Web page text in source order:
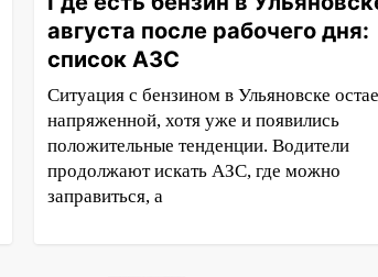
августа после рабочего дня:
список АЗС
Ситуация с бензином в Ульяновске
напряженной, хотя уже и появились
положительные тенденции. Водители
продолжают искать АЗС, где можно
заправиться, а